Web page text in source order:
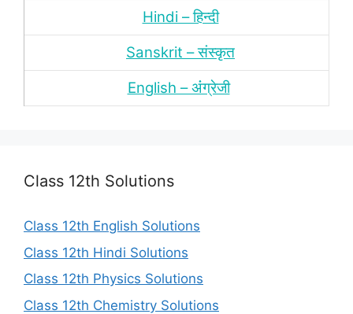
Hindi – हिन्‍दी
Sanskrit – संस्‍कृत
English – अंंग्रेजी
Class 12th Solutions
Class 12th English Solutions
Class 12th Hindi Solutions
Class 12th Physics Solutions
Class 12th Chemistry Solutions